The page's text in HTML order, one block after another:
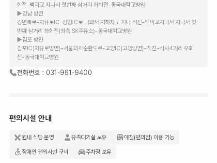
회전-백마교 지나서 첫번째 삼거리 좌회전-동국대학교병원
▶강남 방면
강변북로-자유로IC-장항IC로 나와서 지하차도 지나 직진-백마교지나서 지나서 첫
번째 삼거리 좌회전(좌측 SK주유소)-동국대학교병원
▶김포 방면
김포IC(자유로방면)-서울외곽순환도로-고양IC(고양방면)-직진-식사4거리 우회
전-동국대학교병원
전화번호 : 031-961-9400
편의시설 안내
원내 식당 운영 유족대기실 보유 매점(편의점) 이용 가능
장애인 편의시설 구비 주차장 보유